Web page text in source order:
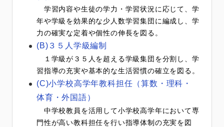
学習内容や生徒の学力・学習状況に応じて、学
年や学級を効果的な少人数学習集団に編成し、学
力の確実な定着や個性の伸長を図る。
(B)３５人学級編制
１学級が３５人を超える学級集団を分割し、学
習指導の充実や基本的な生活習慣の確立を図る。
(C)小学校高学年教科担任（算数・理科・
体育・外国語）
中学校教員を活用して小学校高学年において専
門性が高い教科担任を行い指導体制の充実を図